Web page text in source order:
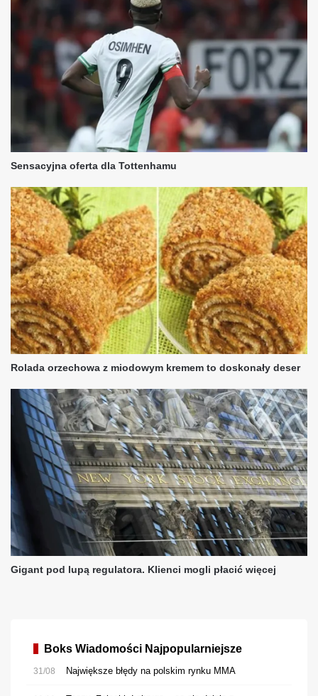
Boks Wiadomości Najpopularniejsze
31/08 Największe błędy na polskim rynku MMA